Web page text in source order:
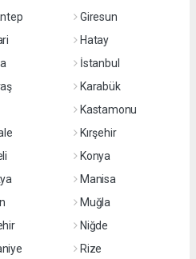
Giresun
Hatay
İstanbul
Karabük
Kastamonu
Kırşehir
Konya
Manisa
Muğla
Niğde
Rize